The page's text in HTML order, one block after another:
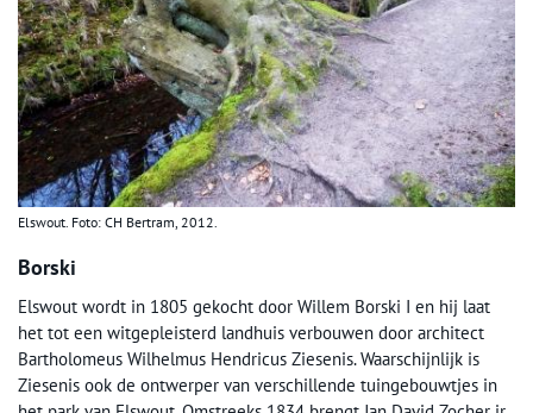
Elswout. Foto: CH Bertram, 2012.
Borski
Elswout wordt in 1805 gekocht door Willem Borski I en hij laat
het tot een witgepleisterd landhuis verbouwen door architect
Bartholomeus Wilhelmus Hendricus Ziesenis. Waarschijnlijk is
Ziesenis ook de ontwerper van verschillende tuingebouwtjes in